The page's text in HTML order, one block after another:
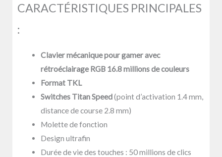
CARACTÉRISTIQUES PRINCIPALES
:
Clavier mécanique pour gamer avec
rétroéclairage RGB 16.8 millions de couleurs
Format TKL
Switches Titan Speed(point d’activation 1.4 mm,
distance de course 2.8 mm)
Molette de fonction
Design ultrafin
Durée de vie des touches : 50 millions de clics